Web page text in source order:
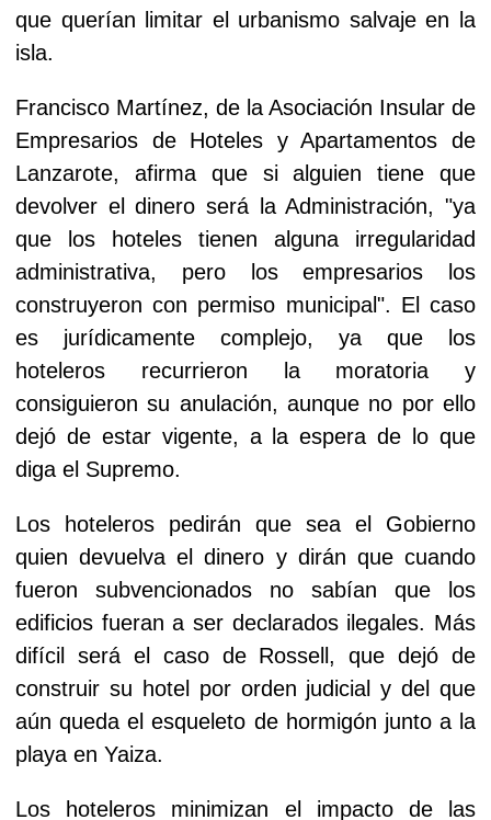
que querían limitar el urbanismo salvaje en la
isla.
Francisco Martínez, de la Asociación Insular de
Empresarios de Hoteles y Apartamentos de
Lanzarote, afirma que si alguien tiene que
devolver el dinero será la Administración, "ya
que los hoteles tienen alguna irregularidad
administrativa, pero los empresarios los
construyeron con permiso municipal". El caso
es jurídicamente complejo, ya que los
hoteleros recurrieron la moratoria y
consiguieron su anulación, aunque no por ello
dejó de estar vigente, a la espera de lo que
diga el Supremo.
Los hoteleros pedirán que sea el Gobierno
quien devuelva el dinero y dirán que cuando
fueron subvencionados no sabían que los
edificios fueran a ser declarados ilegales. Más
difícil será el caso de Rossell, que dejó de
construir su hotel por orden judicial y del que
aún queda el esqueleto de hormigón junto a la
playa en Yaiza.
Los hoteleros minimizan el impacto de las